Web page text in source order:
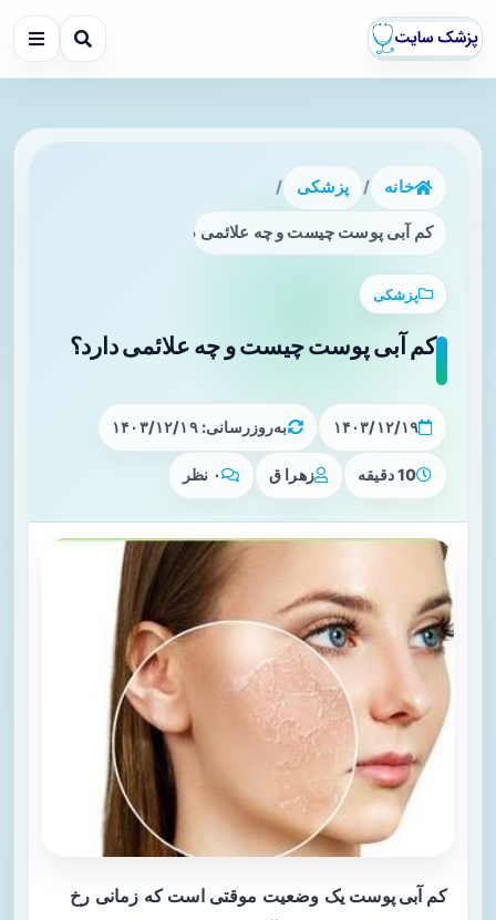
خانه / پزشکی /
کم آبی پوست چیست و چه علائمی دارد؟
پزشکی
کم آبی پوست چیست و چه علائمی دارد؟
۱۴۰۳/۱۲/۱۹ به‌روزرسانی: ۱۴۰۳/۱۲/۱۹
10 دقیقه زهرا ق ۰ نظر
کم آبی پوست یک وضعیت موقتی است که زمانی رخ